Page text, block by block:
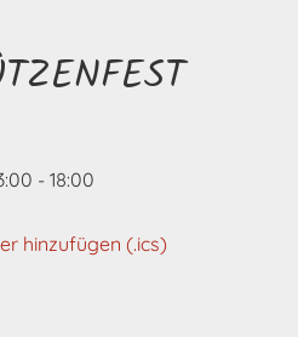
- 18:00
hinzufügen (.ics)